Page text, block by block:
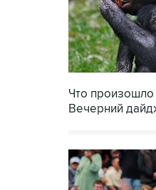
Что произошло
Вечерний